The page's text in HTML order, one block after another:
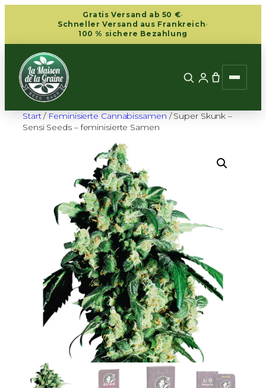
springen
Gratis Versand ab 50 €·
Schneller Versand aus Frankreich·
100 % sichere Bezahlung
Start/ Feminisierte Cannabissamen / Super Skunk –
Sensi Seeds – feminisierte Samen